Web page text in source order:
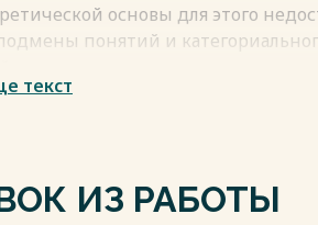
основы для этого
понятий и
публикации о том, что
сфере науки теории государства
текст
ИЗ РАБОТЫ